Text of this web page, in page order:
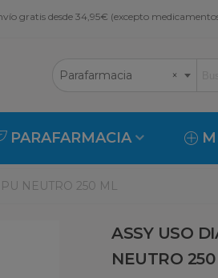
gratis desde 34,95€ (excepto
×
Parafarmacia
PARAFARMACIA
NEUTRO 250 ML
ASSY USO
NEUTRO